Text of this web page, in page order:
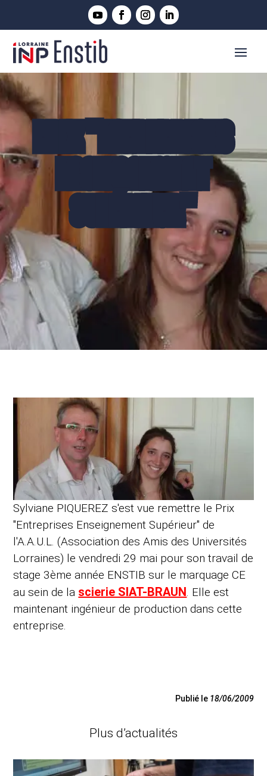
PRIX "ENTREPRISES
SUPÉRIEUR"
Sylviane PIQUEREZ s'est vue remettre le Prix
"Entreprises Enseignement Supérieur" de
l'A.A.U.L. (Association des Amis des Universités
Lorraines) le vendredi 29 mai pour son travail de
stage 3ème année ENSTIB sur le marquage CE
au sein de la scierie SIAT-BRAUN. Elle est
maintenant ingénieur de production dans cette
entreprise.
Publié le 18/06/2009
Plus d’actualités